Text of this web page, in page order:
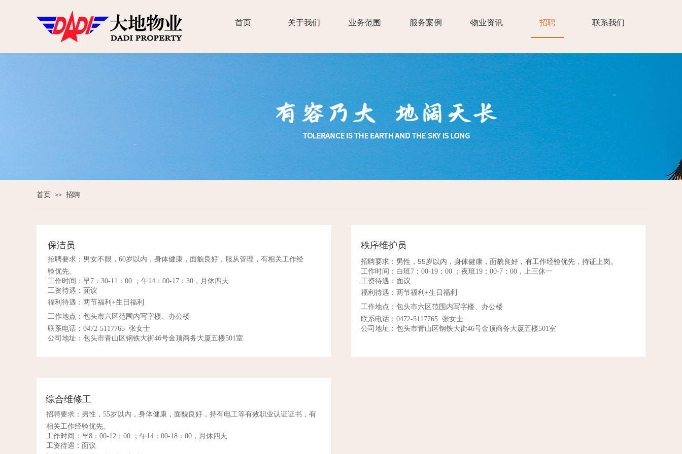
首页 关于我们 业务范围 服务案例 物业资讯 招聘 联系我们
首页 >> 招聘
保洁员
招聘要求： 男女不限，60岁以内，身体健康，面貌良好，服从管理，有相关工作经
验优先。
工作时间：早7：30-11：00 ；午14：00-17：30，月休四天
工资待遇：面议
福利待遇：两节福利+生日福利
工作地点：包头市六区范围内写字楼、办公楼
联系电话：0472-5117765 张女士
公司地址：包头市青山区钢铁大街46号金顶商务大厦五楼501室
秩序维护员
招聘要求：男性，55岁以内，身体健康，面貌良好，有工作经验优先，持证上岗。
工作时间：白班7：00-19：00 ；夜班19：00-7：00，上三休一
工资待遇：面议
福利待遇：两节福利+生日福利
工作地点：包头市六区范围内写字楼、办公楼
联系电话：0472-5117765 张女士
公司地址：包头市青山区钢铁大街46号金顶商务大厦五楼501室
综合维修工
招聘要求： 男性，55岁以内，身体健康，面貌良好，持有电工等有效职业认证证书，有
相关工作经验优先。
工作时间：早8：00-12：00 ；午14：00-18：00，月休四天
工资待遇：面议